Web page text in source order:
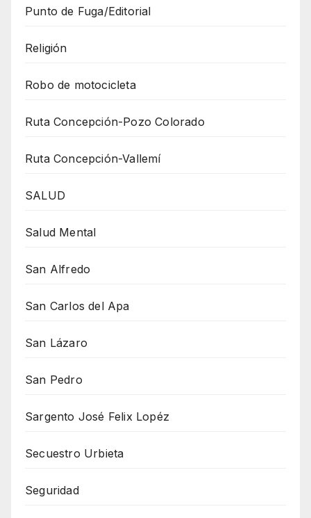
Punto de Fuga/Editorial
Religión
Robo de motocicleta
Ruta Concepción-Pozo Colorado
Ruta Concepción-Vallemí
SALUD
Salud Mental
San Alfredo
San Carlos del Apa
San Lázaro
San Pedro
Sargento José Felix Lopéz
Secuestro Urbieta
Seguridad